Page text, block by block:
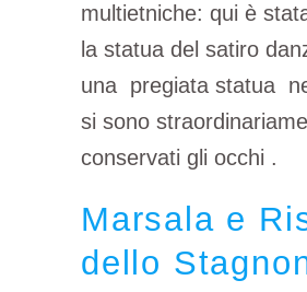
multietniche: qui è
la statua del satiro
una pregiata statua
si sono
conservati gli occhi .
Marsala e
dello